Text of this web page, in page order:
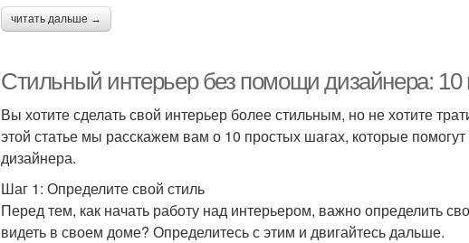
читать дальше →
Стильный интерьер без помощи дизайнера: 10
Вы хотите сделать свой интерьер более стильным, но не хотите
этой статье мы расскажем вам о 10 простых шагах, которые
дизайнера.
Шаг 1: Определите свой стиль
Перед тем, как начать работу над интерьером, важно определить
видеть в своем доме? Определитесь с этим и двигайтесь дальше.